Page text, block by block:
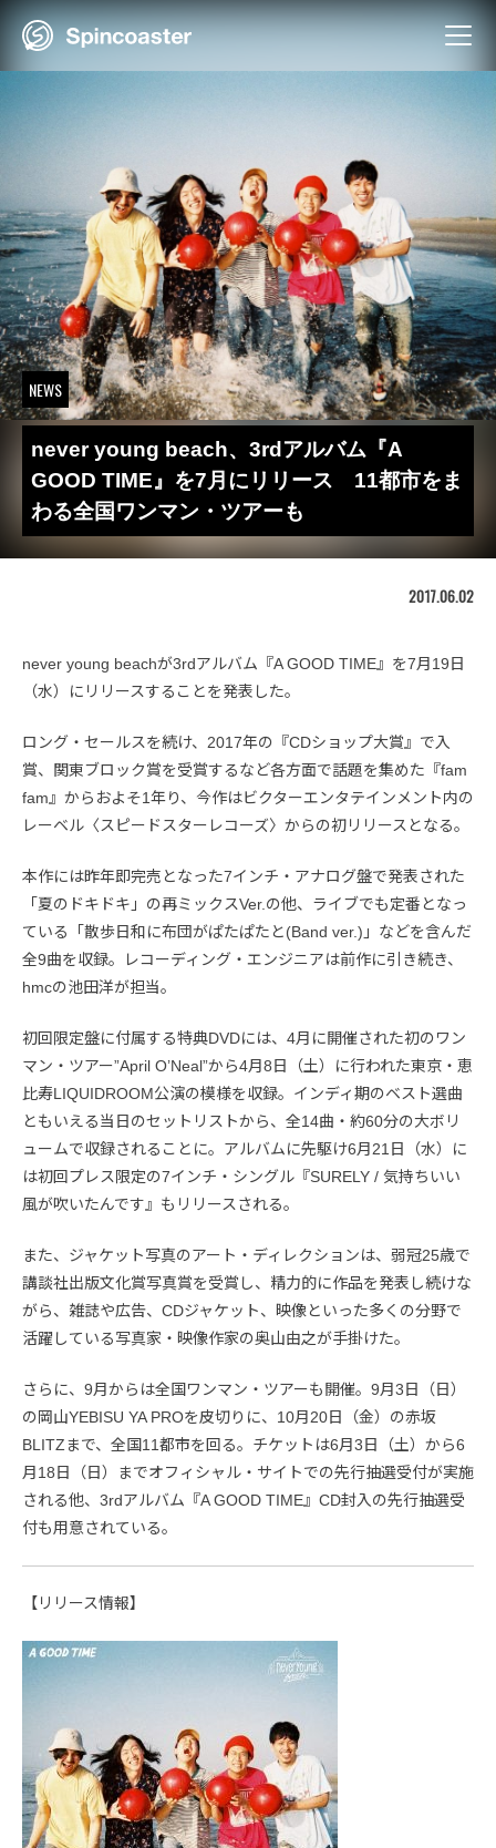
Skip
NEWS
never young beach、3rdアルバム『A
GOOD TIME』を7月にリリース 11都市をま
わる全国ワンマン・ツアーも
2017.06.02
never young beachが3rdアルバム『A GOOD TIME』を7月19日
（水）にリリースすることを発表した。
ロング・セールスを続け、2017年の『CDショップ大賞』で入
賞、関東ブロック賞を受賞するなど各方面で話題を集めた『fam
fam』からおよそ1年り、今作はビクターエンタテインメント内の
レーベル〈スピードスターレコーズ〉からの初リリースとなる。
本作には昨年即完売となった7インチ・アナログ盤で発表された
「夏のドキドキ」の再ミックスVer.の他、ライブでも定番となっ
ている「散歩日和に布団がぱたぱたと(Band ver.)」などを含んだ
全9曲を収録。レコーディング・エンジニアは前作に引き続き、
hmcの池田洋が担当。
初回限定盤に付属する特典DVDには、4月に開催された初のワン
マン・ツアー”April O’Neal”から4月8日（土）に行われた東京・恵
比寿LIQUIDROOM公演の模様を収録。インディ期のベスト選曲
ともいえる当日のセットリストから、全14曲・約60分の大ボリ
ュームで収録されることに。アルバムに先駆け6月21日（水）に
は初回プレス限定の7インチ・シングル『SURELY / 気持ちいい
風が吹いたんです』もリリースされる。
また、ジャケット写真のアート・ディレクションは、弱冠25歳で
講談社出版文化賞写真賞を受賞し、精力的に作品を発表し続けな
がら、雑誌や広告、CDジャケット、映像といった多くの分野で
活躍している写真家・映像作家の奥山由之が手掛けた。
さらに、9月からは全国ワンマン・ツアーも開催。9月3日（日）
の岡山YEBISU YA PROを皮切りに、10月20日（金）の赤坂
BLITZまで、全国11都市を回る。チケットは6月3日（土）から6
月18日（日）までオフィシャル・サイトでの先行抽選受付が実施
される他、3rdアルバム『A GOOD TIME』CD封入の先行抽選受
付も用意されている。
【リリース情報】